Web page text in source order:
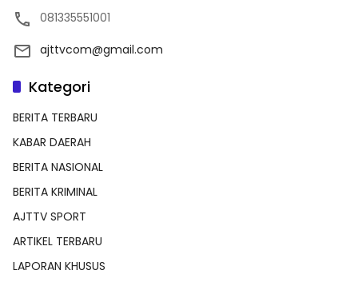
081335551001
ajttvcom@gmail.com
Kategori
BERITA TERBARU
KABAR DAERAH
BERITA NASIONAL
BERITA KRIMINAL
AJTTV SPORT
ARTIKEL TERBARU
LAPORAN KHUSUS